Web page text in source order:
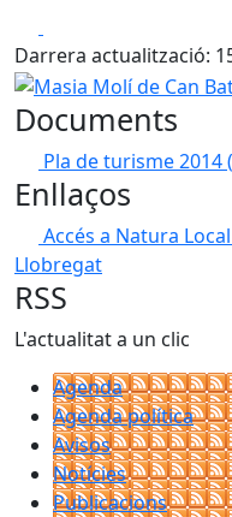
Darrera actualització:
Masia Molí de Can
Documents
Pla de turisme 2014
Enllaços
Accés a Natura Local
Llobregat
RSS
L'actualitat a un clic
Agenda
Agenda política
Avisos
Notícies
Publicacions